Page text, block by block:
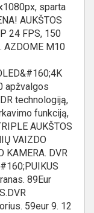
sparta
AUKŠTOS
24 FPS, 150
AZDOME M10
apžvalgos
technologiją,
funkciją,
AUKŠTOS
VAIZDO
KAMERA. DVR
89Eur
59eur 9. 12